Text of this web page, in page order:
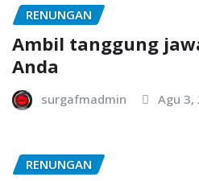
RENUNGAN
Ambil tanggung
Anda
surgafmadmin Agu 3,
RENUNGAN